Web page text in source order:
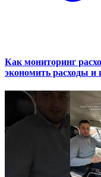
Как мониторинг
экономить расходы и